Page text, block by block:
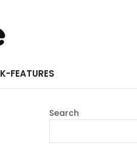
K-FEATURES
Search